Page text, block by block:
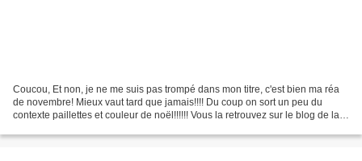
Coucou, Et non, je ne me suis pas trompé dans mon titre, c'est bien ma réa
de novembre! Mieux vaut tard que jamais!!!! Du coup on sort un peu du
contexte paillettes et couleur de noël!!!!!! Vous la retrouvez sur le blog de la